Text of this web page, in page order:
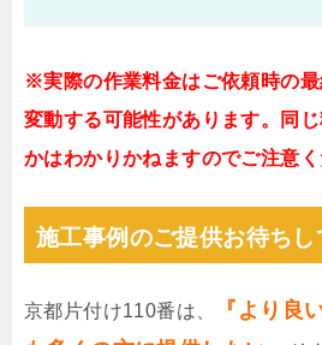
※実際の作業料金はご依頼時の
変動する可能性があります。同
かはわかりかねますのでご注意く
施工事例のご提供お待ちし
京都片付け110番は、
『より良